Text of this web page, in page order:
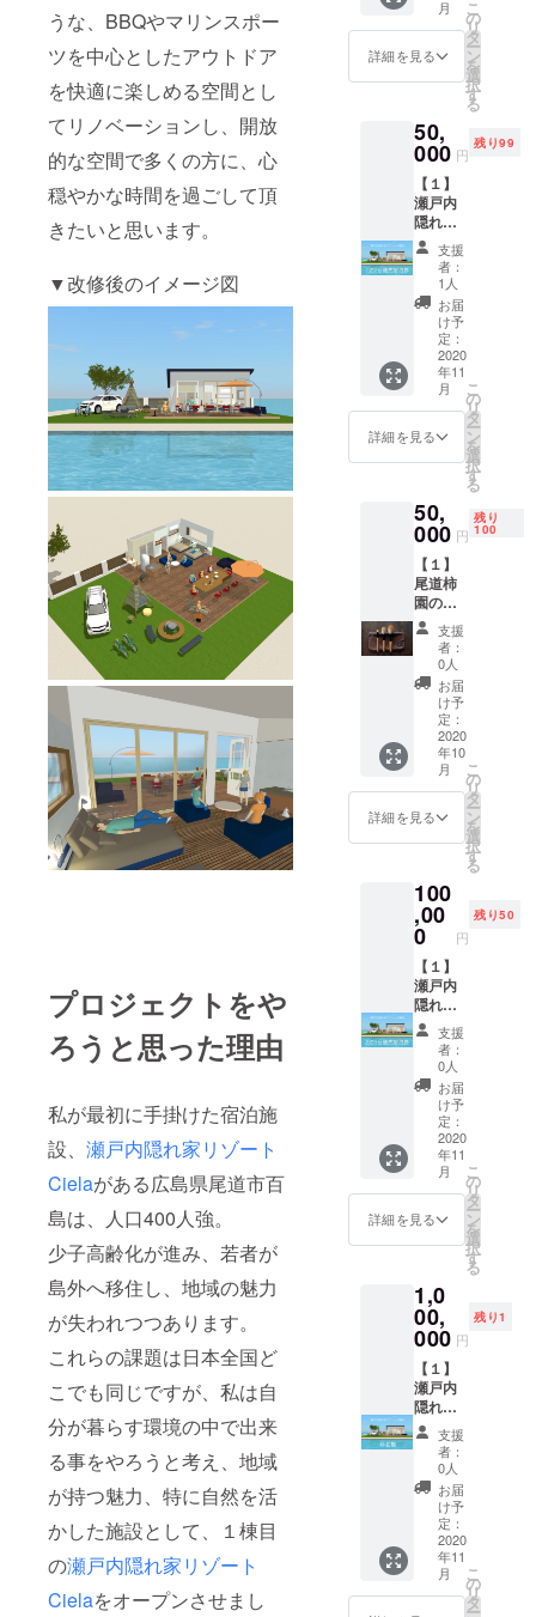
うな、BBQやマリンスポー
ツを中心としたアウトドア
を快適に楽しめる空間とし
てリノベーションし、開放
的な空間で多くの方に、心
穏やかな時間を過ごして頂
きたいと思います。
▼改修後のイメージ図
プロジェクトをや
ろうと思った理由
私が最初に手掛けた宿泊施
設、 瀬戸内隠れ家リゾート
Cielaがある広島県尾道市百
島は、人口400人強。
少子高齢化が進み、若者が
島外へ移住し、地域の魅力
が失われつつあります。
これらの課題は日本全国ど
こでも同じですが、私は自
分が暮らす環境の中で出来
る事をやろうと考え、地域
が持つ魅力、特に自然を活
かした施設として、１棟目
の瀬戸内隠れ家リゾート
Cielaをオープンさせまし
瀬戸内
リゾー
ト2棟目
レセプ
ション
パー
ティへ
ご招待
日時：
2020年
11月末
頃（改
修工事
の進捗
状況に
よって
変わり
ます）
広島県
尾道市
2581-8
※本イベ
ントへ
参加す
る際
の、諸
費用
（交
通・宿
泊等）
はご負
担頂く
形とな
りま
す。 ※
昨今の
情勢を
踏ま
え、オ
ンでの
開催と
なる場
合もあ
りま
す。
ティへ
日時：
2020年
修工事
の進捗
状況に
よって
変わり
ます）
場所：
広島県
尾道市
百島町
2581-8
※本イベ
ントへ
参加す
る際
費用
（交
はご負
担頂く
形とな
りま
す。 ※
昨今の
情勢を
踏ま
え、オ
ンライ
ンでの
開催と
なる場
合もあ
りま
園の人
気商品
を、今
為に特
別に在
庫を確
保して
頂ける
ことに
なりま
した。
※今年の
秋に収
穫した
出来た
ての干
し柿を
発送し
で、12
月下旬
送させ
て頂き
ます。
【２】
瀬戸内
隠れ家
リゾー
ト2棟目
オープ
ン記念
レセプ
ション
パー
ティへ
ご招待
2020年
11月末
の進捗
状況に
よって
変わり
ます）
場所：
広島県
尾道市
百島町
2581-8
※本イベ
ントへ
参加す
る際
の、諸
費用
通・宿
泊等）
形とな
りま
す。 ※
昨今の
情勢を
踏ま
え、オ
ンライ
ンでの
開催と
なる場
合もあ
りま
す。
ル）、
その場
で改修
等にお
答えし
ます。
※リアル
での視
察の場
合、諸
費用
（交
通・宿
泊等）
はご負
担頂く
形とな
りま
す。
【２】
ト2棟目
オープ
ン記念
レセプ
ション
パー
ティへ
ご招待
日時：
2020年
11月末
頃（改
修工事
の進捗
状況に
変わり
ます）
尾道市
百島町
2581-8
※本イベ
ントへ
参加す
る際
の、諸
費用
（交
通・宿
泊等）
はご負
担頂く
形とな
りま
昨今の
情勢を
ンライ
ンでの
開催と
なる場
合もあ
りま
す。
会資格
2ヵ月分
提供
「瀬戸
内隠れ
ゾート
Salon【
ゴール
ド会
員】」
に2ヵ月
参加で
きま
す。
【ゴー
ルド会
員の権
利につ
いて】
facebo
ok会員
できま
す 2、
オンラ
イン交
流会で
交流で
きます
3、会員
限定の
特別プ
ランを
ご利用
頂けま
す 4、
瀬戸内
隠れ家
リゾー
トCiela
共有
5、瀬戸
内隠れ
家リ
ゾート
に関す
る質疑
応答
6、候補
予定地
として
集めた
一部不
動産情
報の共
有 7、
1on1
セッ
で）参
加でき
ます
8、FB
メッセ
ン
ジャー
での個
別メッ
セージ
「瀬戸
内隠れ
家リ
ゾート
Salon」
コミュ
ニティ
月
詳細を見る
こ
の
リ
タ
ー
ン
を
選
択
す
る
50,
000 円
残り99
【１】
瀬戸内
隠れ家
リゾー
ト2棟
目 1泊
2日優先
宿泊券
瀬戸内
隠れ家
リゾー
ト2棟目
は、
2020年
12月プ
レオー
予定し
ていま
すが、
それま
でにご
希望の
ご宿泊
日を連
絡頂け
れば、
先着順
で優先
して予
約を確
定させ
て頂き
ます。
ンが間
に合わ
ない場
合は、
瀬戸内
隠れ家
リゾー
トCiela
にて優
先宿泊
券をご
利用い
ただけ
す。
大人4名
様を超
えた人
は、現
地でお
一人
3,300円
（税
込）を
お支払
い頂く
形とな
りま
す。※有
効期
限：
2021年
12月15
【２】
支援
者：
1人
お届
け予
定：
2020
年11
月
詳細を見る
こ
の
リ
タ
ー
ン
を
選
択
す
る
50,
000 円
残り
100
【１】
尾道柿
園の柿
渋染オ
リジナ
ル熊野
化粧筆
３本
セット
（先行
特別販
売） 熊
野筆で
名高い
晃祐堂
の熊野
筆、尾
道柿園
の柿
渋、尾
道帆布
のポー
チが
セット
になっ
たオリ
ジナル
品。
今回特
別に尾
道柿園
様より
仕入れ
させて
頂き、
ジェク
トにて
先行特
別販売
とさせ
て頂い
ており
ます。
格別の
肌触り
の粗光
峰（そ
こうほ
う※高級
山羊
毛）を
使用し
支援
者：
0人
お届
け予
定：
2020
年10
月
詳細を見る
こ
の
リ
タ
ー
ン
を
選
択
す
る
100
,00
0 円
残り50
【１】
瀬戸内
隠れ家
リゾー
ト2棟
目 2泊
3日優先
宿泊券
※瀬戸内
隠れ家
リゾー
ト2棟目
は、
2020年
12月プ
レオー
予定し
ていま
すが、
それま
でにご
希望の
ご宿泊
日を連
絡頂け
れば、
先着順
で優先
して予
約を確
定させ
て頂き
ます。
支援
者：
0人
お届
け予
定：
2020
年11
月
詳細を見る
こ
の
リ
タ
ー
ン
を
選
択
す
る
1,0
00,
000 円
残り1
【１】
瀬戸内
隠れ家
リゾー
ト2棟
目 命
名権 当
施設は
「瀬戸
内隠れ
家リ
ゾー
ト」と
支援
者：
0人
お届
け予
定：
2020
年11
月
こ
の
リ
タ
ー